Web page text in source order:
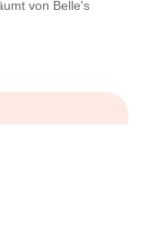
von Belle's